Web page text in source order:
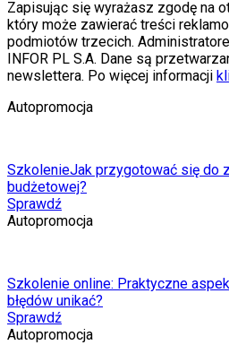
Zapisując się wyrażasz zgodę na
który może zawierać treści
podmiotów trzecich.
INFOR PL S.A. Dane są
newslettera. Po więcej informacji
Autopromocja
SzkolenieJak przygotować się do
budżetowej?
Sprawdź
Autopromocja
Szkolenie online: Praktyczne
błędów unikać?
Sprawdź
Autopromocja